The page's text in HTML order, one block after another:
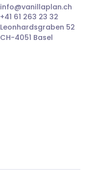
info@vanillaplan.ch
+41 61 263 23 32
Leonhardsgraben 52
CH-4051 Basel